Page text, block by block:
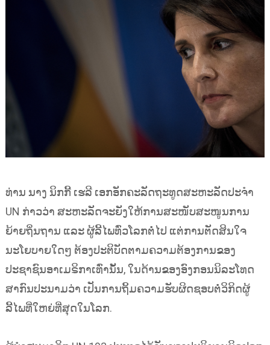
ທ່ານ ນາງ ນິກກີ້ ເຮລີ ເອກອັກຄະລັດຖະທູດສະຫະລັດປະຈຳ
UN ກ່າວວ່າ ສະຫະລັດຈະຍັງໃຫ້ການສະໜັບສະໜູນການ
ຍ້າຍຖິ່ນຖານ ແລະ ຜູ້ລີ້ໄພທົ່ວໂລກຕໍ່ໄປ ແຕ່ການຕັດສິນໃຈ
ນະໂຍບາຍໃດໆ ຕ້ອງປະຕິບັດຕາມຄວາມຕ້ອງການຂອງ
ປະຊາຊົນອາເມຣິກາເທົ່ານັ້ນ, ໃນດ້ານຂອງອົງກອນນິລະໂທດ
ສາກົນປະນາມວ່າ ເປັນການຖິ້ມຄວາມຮັບຜິດຊອບຕໍ່ວິກິດຜູ້
ລີ້ໄພທີ່ໃຫຍ່ທີ່ສຸດໃນໂລກ.